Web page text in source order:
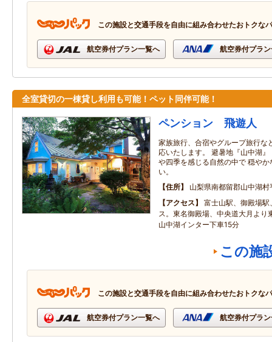
この施設と交通手段を自由に組み合わせたおトクな
航空券付プラン一覧へ 航空券付プラ
全室貸切の一棟貸し利用も可能！ペット同伴可能！
ペンション 飛遊人
家族旅行、合宿やグループ旅行な
応いたします。 避暑地『山中湖
や四季を感じる自然の中で 穏や
い。
住所
山梨県南都留郡山中湖
アクセス
富士山駅、御殿場
ス。東名御殿場、中央道大月より
山中湖インター下車15分
この施
この施設と交通手段を自由に組み合わせたおトクな
航空券付プラン一覧へ 航空券付プラ